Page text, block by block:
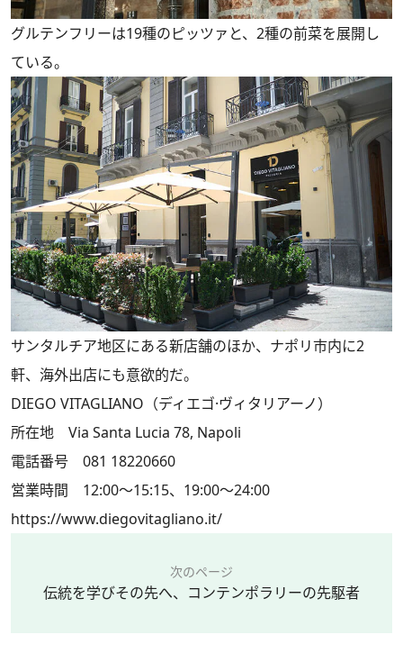
グルテンフリーは19種のピッツァと、2種の前菜を展開し
ている。
サンタルチア地区にある新店舗のほか、ナポリ市内に2
軒、海外出店にも意欲的だ。
DIEGO VITAGLIANO（ディエゴ·ヴィタリアーノ）
所在地 Via Santa Lucia 78, Napoli
電話番号 081 18220660
営業時間 12:00～15:15、19:00～24:00
https://www.diegovitagliano.it/
次のページ
伝統を学びその先へ、コンテンポラリーの先駆者